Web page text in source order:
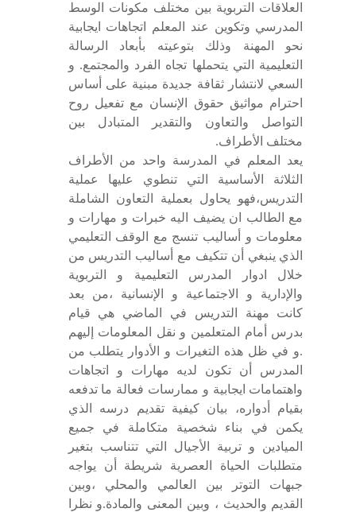
العلاقات التربوية بين مختلف مكونات الوسط
المدرسي وتكوين عند المعلم اتجاهات ايجابية
نحو المهنة وذلك بتوعيته بأبعاد الرسالة
التعليمية التي يتحملها تجاه الفرد والمجتمع. و
السعي لانتشار ثقافة جديدة مبنية على أساس
احترام مواثيق حقوق الإنسان مع تفعيل روح
التواصل والتعاون والتقدير المتبادل بين
مختلف الأطراف.
يعد المعلم في المدرسة واحد من الأطراف
الثلاثة الأساسية التي تنطوي عليها عملية
التدريس،فهو يحاول بعملية التعاون الشاملة
مع الطالب ان يضيف اليه خبرات و مهارات و
معلومات و أساليب تنسج مع الوقف التعليمي
الذي ينبغي أن تتكيف مع أساليب التدريس من
خلال ادوار المدرس التعليمية و التربوية
والإدارية و الاجتماعية و الإنسانية ،من بعد
كانت مهنة التدريس في الماضي هي قيام
بدرس أمام المتعلمين و نقل المعلومات إليهم
.و في ظل هذه التغيرات و الأدوار يتطلب من
المدرس أن تكون لديه مهارات و اتجاهات
واهتمامات ايجابية و ممارسات فعالة ما تدفعه
بقيام أدواره، بيان كيفية تقديم درسه الذي
يكمن في بناء شخصية متكاملة في جميع
الميادين و تربية الأجيال التي تتناسب بتغير
متطلبات الحياة العصرية شريطة أن يواجه
جبهات التوتر بين العالمي والمحلي ،وبين
القديم والحديث ، وبين المعنى والمادة.و نظرا